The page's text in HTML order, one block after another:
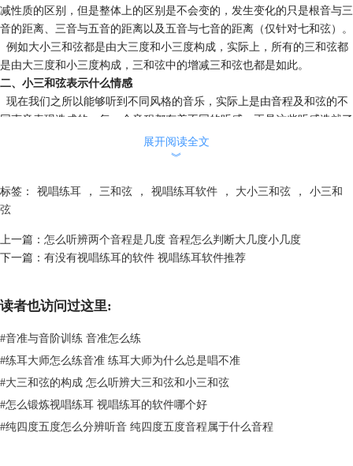
减性质的区别，但是整体上的区别是不会变的，发生变化的只是根音与三
音的距离、三音与五音的距离以及五音与七音的距离（仅针对七和弦）。
例如大小三和弦都是由大三度和小三度构成，实际上，所有的三和弦都
是由大三度和小三度构成，三和弦中的增减三和弦也都是如此。
二、小三和弦表示什么情感
现在我们之所以能够听到不同风格的音乐，实际上是由音程及和弦的不
同声音表现造成的，每一个音程都有着不同的听感，正是这些听感造就了
不同风格的音乐，小三和弦和大三和弦亦是如此。
小三和弦和大三和弦在听感上既有相同点，也有不同点。相同点是小三
而小三和弦和大三和弦在听感上的不同指出在于小三和弦在听感上的色
彩较为暗淡忧伤，表达出的情感是哀伤的情感，因此，小三和弦常用于风
的是积极向上的情感。
小三和弦再许多音乐作品中都能见到，实际上，小三和弦也是目前比较
够将这些理论知识运用到实践中去，而说到实际演奏，就不得不提到这款
图三：Earmaster软件主界面
Earmaster是一款专业的视唱练耳软件，作为声乐艺术生，需要进行视唱
练。因此Earmaster内置了针对不同内容的视唱练耳训练，包括大部分的
单音、音程和和弦。而作为常用和弦的小三和弦，在Earmaster中自然也
展开阅读全文
︾
标签： 视唱练耳 ， 三和弦 ， 视唱练耳软件 ， 大小三和弦 ，
小三和
弦
上一篇： 怎么听辨两个音程是几度 音程怎么判断大几度小几度
下一篇： 有没有视唱练耳的软件 视唱练耳软件推荐
读者也访问过这里:
#音准与音阶训练 音准怎么练
#练耳大师怎么练音准 练耳大师为什么总是唱不准
#大三和弦的构成 怎么听辨大三和弦和小三和弦
#怎么锻炼视唱练耳 视唱练耳的软件哪个好
#纯四度五度怎么分辨听音 纯四度五度音程属于什么音程